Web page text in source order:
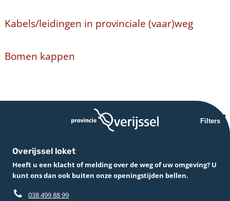
Kabels/leidingen in provinciale (vaar)weg
Bomen kappen
Filters
Overijssel loket
Heeft u een klacht of melding over de weg of uw omgeving? U
kunt ons dan ook buiten onze openingstijden bellen.
038 499 88 99